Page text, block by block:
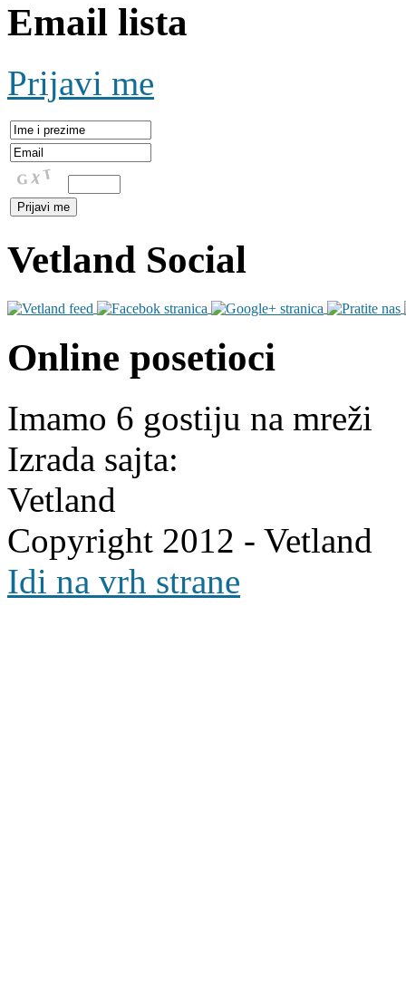
Email lista
Prijavi me
Vetland Social
Online posetioci
Imamo 6 gostiju na mreži
Izrada sajta:
Vetland
Copyright 2012 - Vetland
Idi na vrh strane